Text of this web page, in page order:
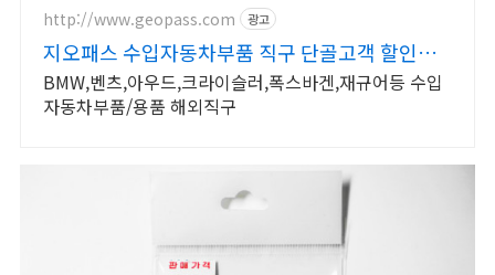
http://www.geopass.com 광고
지오패스 수입자동차부품 직구 단골고객 할인행
사
BMW,벤츠,아우드,크라이슬러,폭스바겐,재규어등 수입
자동차부품/용품 해외직구